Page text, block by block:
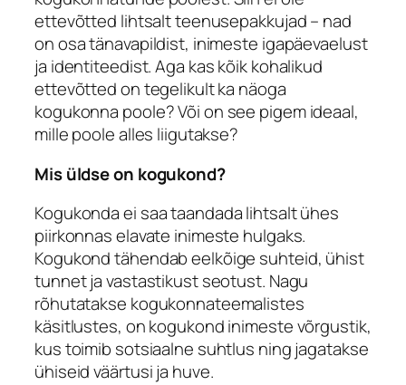
ettevõtted lihtsalt teenusepakkujad – nad
on osa tänavapildist, inimeste igapäevaelust
ja identiteedist. Aga kas kõik kohalikud
ettevõtted on tegelikult ka näoga
kogukonna poole? Või on see pigem ideaal,
mille poole alles liigutakse?
Mis üldse on kogukond?
Kogukonda ei saa taandada lihtsalt ühes
piirkonnas elavate inimeste hulgaks.
Kogukond tähendab eelkõige suhteid, ühist
tunnet ja vastastikust seotust. Nagu
rõhutatakse kogukonnateemalistes
käsitlustes, on kogukond inimeste võrgustik,
kus toimib sotsiaalne suhtlus ning jagatakse
ühiseid väärtusi ja huve.